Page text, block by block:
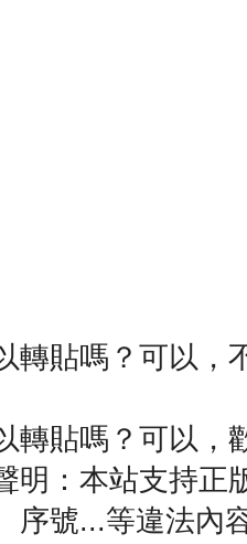
轉貼嗎？可以，
轉貼嗎？可以，
明：本站支持正
序號...等違法內